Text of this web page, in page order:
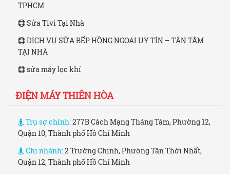
TPHCM
Sửa Tivi Tại Nhà
DỊCH VỤ SỬA BẾP HỒNG NGOẠI UY TÍN – TẬN TÂM
TẠI NHÀ
sửa máy lọc khí
ĐIỆN MÁY THIÊN HÒA
Trụ sợ chính:277B Cách Mạng Tháng Tám, Phường 12,
Quận 10, Thành phố Hồ Chí Minh
Chi nhánh:2 Trường Chinh, Phường Tân Thới Nhất,
Quận 12, Thành phố Hồ Chí Minh